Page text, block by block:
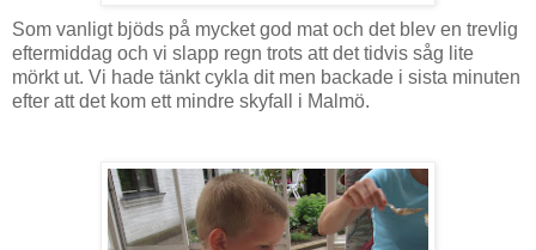
Som vanligt bjöds på mycket god mat och det blev en trevlig
eftermiddag och vi slapp regn trots att det tidvis såg lite
mörkt ut. Vi hade tänkt cykla dit men backade i sista minuten
efter att det kom ett mindre skyfall i Malmö.